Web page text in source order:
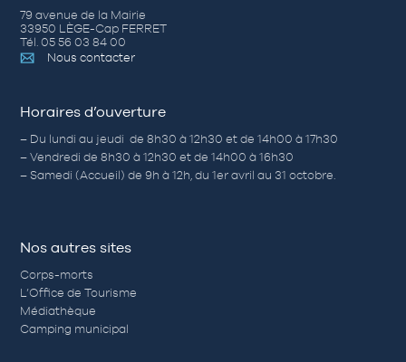
79 avenue de la Mairie
33950 LÈGE-Cap FERRET
Tél. 05 56 03 84 00
Nous contacter
Horaires d’ouverture
– Du lundi au jeudi de 8h30 à 12h30 et de 14h00 à 17h30
– Vendredi de 8h30 à 12h30 et de 14h00 à 16h30
– Samedi (Accueil) de 9h à 12h, du 1er avril au 31 octobre.
Nos autres sites
Corps-morts
L’Office de Tourisme
Médiathèque
Camping municipal